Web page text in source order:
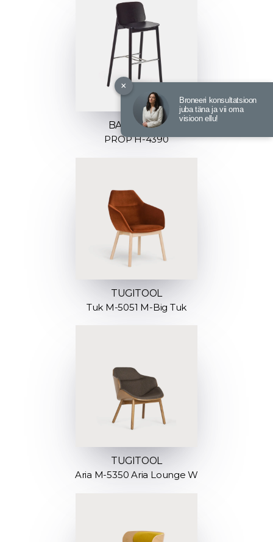
BAARITOOL
PROP H-4390
TUGITOOL
Tuk M-5051 M-Big Tuk
TUGITOOL
Aria M-5350 Aria Lounge W
×
Broneeri konsultatsioon
juba täna ja vii oma
visioon ellu!